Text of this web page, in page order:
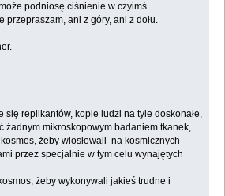
podniosę ciśnienie w czyimś
przepraszam, ani z góry, ani z dołu.
się replikantów, kopie ludzi na tyle doskonałe,
żadnym mikroskopowym badaniem tkanek,
żeby wiosłowali na kosmicznych
przez specjalnie w tym celu wynajętych
żeby wykonywali jakieś trudne i